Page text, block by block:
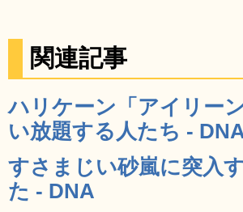
関連記事
ハリケーン「アイリー
い放題する人たち -
すさまじい砂嵐に突入
た - DNA